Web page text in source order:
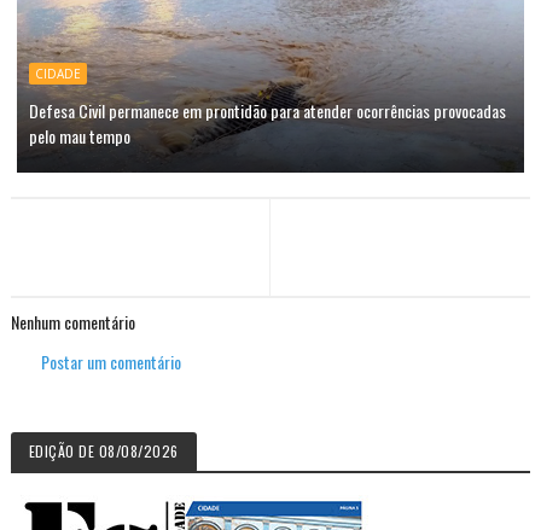
CIDADE
Defesa Civil permanece em prontidão para atender ocorrências provocadas
pelo mau tempo
Nenhum comentário
Postar um comentário
EDIÇÃO DE 08/08/2026